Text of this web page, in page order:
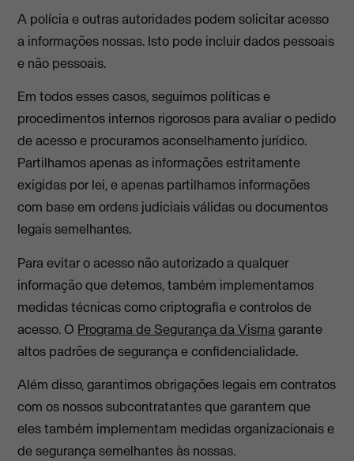
A polícia e outras autoridades podem solicitar acesso
a informações nossas. Isto pode incluir dados pessoais
e não pessoais.
Em todos esses casos, seguimos políticas e
procedimentos internos rigorosos para avaliar o pedido
de acesso e procuramos aconselhamento jurídico.
Partilhamos apenas as informações estritamente
exigidas por lei, e apenas partilhamos informações
com base em ordens judiciais válidas ou documentos
legais semelhantes.
Para evitar o acesso não autorizado a qualquer
informação que detemos, também implementamos
medidas técnicas como criptografia e controlos de
acesso. O Programa de Segurança da Vismagarante
altos padrões de segurança e confidencialidade.
Além disso, garantimos obrigações legais em contratos
com os nossos subcontratantes que garantem que
eles também implementam medidas organizacionais e
de segurança semelhantes às nossas.